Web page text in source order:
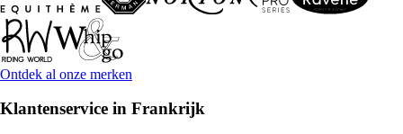
Ontdek al onze merken
Klantenservice in Frankrijk